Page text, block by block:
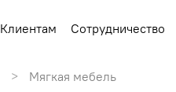
Клиентам Сотрудничество
Мягкая мебель